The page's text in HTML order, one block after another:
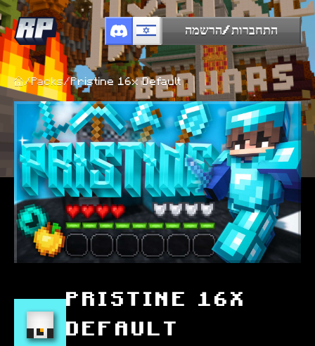
התחברות/הרשמה
/Packs/Pristine 16x Default
PRISTINE 16X
DEFAULT